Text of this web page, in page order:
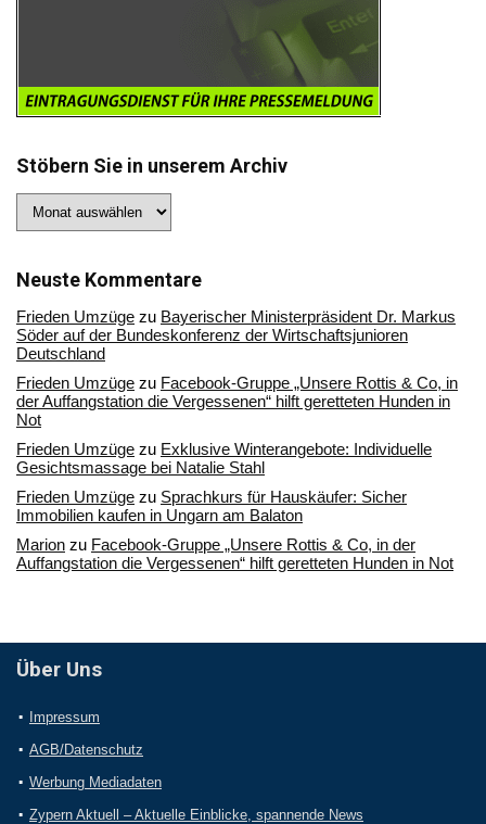
Stöbern Sie in unserem Archiv
Sie
Archiv
Neuste Kommentare
Frieden Umzüge zu Bayerischer Ministerpräsident Dr. Markus
Söder auf der Bundeskonferenz der Wirtschaftsjunioren
Deutschland
Frieden Umzüge zu Facebook-Gruppe „Unsere Rottis & Co, in
der Auffangstation die Vergessenen“ hilft geretteten Hunden in
Not
Frieden Umzüge zu Exklusive Winterangebote: Individuelle
Gesichtsmassage bei Natalie Stahl
Frieden Umzüge zu Sprachkurs für Hauskäufer: Sicher
Immobilien kaufen in Ungarn am Balaton
Marion zu Facebook-Gruppe „Unsere Rottis & Co, in der
Auffangstation die Vergessenen“ hilft geretteten Hunden in Not
Über Uns
Impressum
AGB/Datenschutz
Werbung Mediadaten
Zypern Aktuell – Aktuelle Einblicke, spannende News